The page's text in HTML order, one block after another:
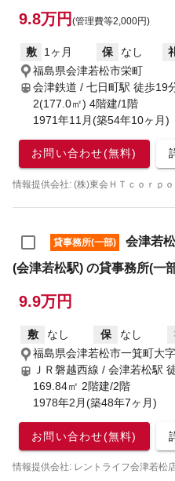
9.8万円 (管理費等2,000円)
敷 1ヶ月 保 なし
福島県会津若松市栄町
会津鉄道 / 七日町駅 徒歩19
2(177.0㎡) 4階建/1階
1971年11月(築54年10ヶ月)
お問い合わせ(無料)
情報提供会社: (株)東会ＨＴｃｏｒｐ
貸事務所(一部)
会津若
(会津若松駅) の貸事務所(一
9.9万円
敷 なし 保 なし
福島県会津若松市一箕町大
ＪＲ磐越西線 / 会津若松駅
169.84㎡ 2階建/2階
1978年2月(築48年7ヶ月)
お問い合わせ(無料)
情報提供会社: レントライフ会津若松